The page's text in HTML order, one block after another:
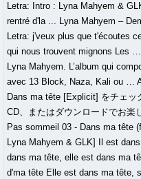
Letra: Intro : Lyna Mahyem &
rentré d'la ... Lyna Mahyem –
Letra: j'veux plus que t'écoutes
qui nous trouvent mignons Les
Lyna Mahyem. L’album qui
avec 13 Block, Naza, Kali ou …
Dans ma tête [Explicit] をチェッ
CD、またはダウンロードでお
Pas sommeil 03 - Dans ma tête
Lyna Mahyem & GLK] Il est
dans ma tête, elle est dans ma
d'ma tête Elle est dans ma tête,